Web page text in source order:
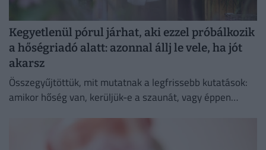
Kegyetlenül pórul járhat, aki ezzel próbálkozik
a hőségriadó alatt: azonnal állj le vele, ha jót
akarsz
Összegyűjtöttük, mit mutatnak a legfrissebb kutatások:
amikor hőség van, kerüljük-e a szaunát, vagy éppen